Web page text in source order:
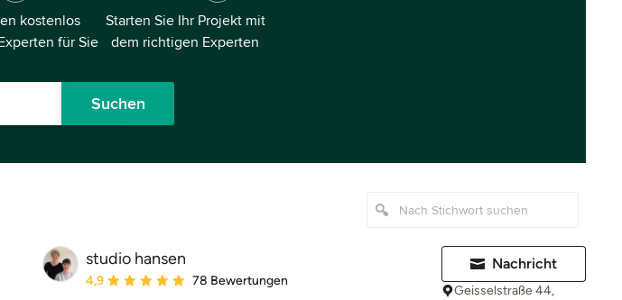
kostenlos
für Sie
Starten Sie Ihr Projekt mit
dem richtigen Experten
Suchen
studio hansen
Durchschnittliche Bewertung: 4.9 von 5 Sternen
4,9 78 Bewertungen
Nachricht
Geisselstraße 44,